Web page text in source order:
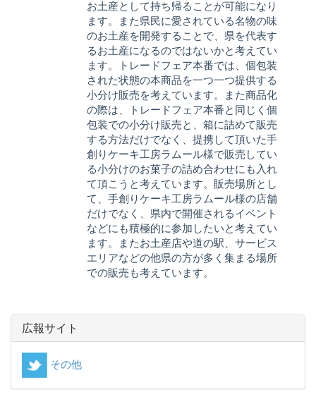
お土産として持ち帰ることが可能になり
ます。また県民に愛されている名物の味
のお土産を開発することで、県を代表す
るお土産になるのではないかと考えてい
ます。トレードフェア本番では、個包装
された状態の本商品を一つ一つ提供する
小分け販売を考えています。また商品化
の際は、トレードフェア本番と同じく個
包装での小分け販売と、箱に詰めて販売
する方法だけでなく、提携して頂いた手
創りケーキ工房ラムール様で販売してい
る小分けのお菓子の詰め合わせにも入れ
て頂こうと考えています。販売場所とし
て、手創りケーキ工房ラムール様の店舗
だけでなく、県内で開催されるイベント
などにも積極的に参加したいと考えてい
ます。またお土産店や道の駅、サービス
エリアなどの他県の方が多く集まる場所
での販売も考えています。
広報サイト
その他